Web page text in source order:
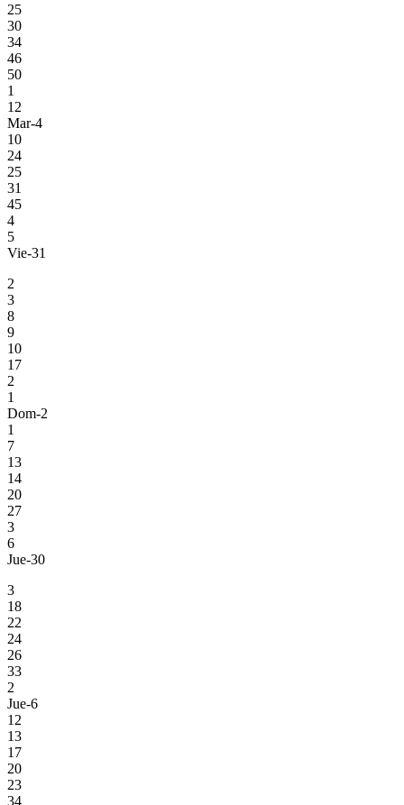
25
30
34
46
50
1
12
Mar-4
10
24
25
31
45
4
5
Vie-31
2
3
8
9
10
17
2
1
Dom-2
1
7
13
14
20
27
3
6
Jue-30
3
18
22
24
26
33
2
Jue-6
12
13
17
20
23
34